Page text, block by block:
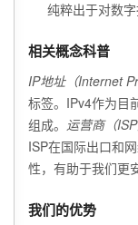
纯粹出于对数字
相关概念科普
IP地址（Internet
标签。IPv4作为目
组成。 运营商（ISP
ISP在国际出口和
性，有助于我们更
我们的优势